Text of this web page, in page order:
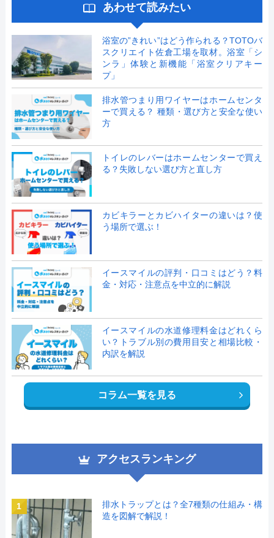
あわせて読みたい
浴室の”きれい”はどう作られる？TOTOバ
スクリエイト佐倉工場を取材。浴室「シ
ンラ」体験と新機能「浴室クリアキー
プ」
排水管つまり用ワイヤーはホームセンタ
ーで買える？ 種類・選び方と安全な使い
方
トイレのレバーはホームセンターで買え
る？失敗しない選び方と直し方
カビキラーとカビハイターの違いは？使
う場所で選ぶ！
イースマイルの評判・口コミはどう？料
金・対応・注意点を中立的に解説
イースマイルの水道修理料金はどれくら
い？トラブル別の費用目安と相場比較・
内訳を解説
コラム一覧を見る
アクセスランキング
1
排水トラップとは？全7種類の仕組み・構
造を図解で解説！